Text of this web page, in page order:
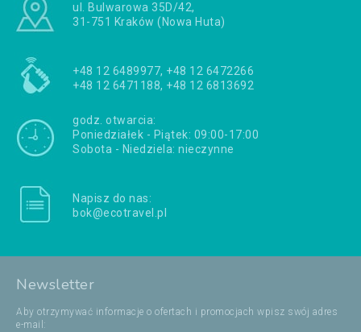
ul. Bulwarowa 35D/42,
31-751 Kraków (Nowa Huta)
+48 12 6489977, +48 12 6472266
+48 12 6471188, +48 12 6813692
godz. otwarcia:
Poniedziałek - Piątek: 09:00-17:00
Sobota - Niedziela: nieczynne
Napisz do nas:
bok@ecotravel.pl
Newsletter
Aby otrzymywać informacje o ofertach i promocjach wpisz swój adres
e-mail: